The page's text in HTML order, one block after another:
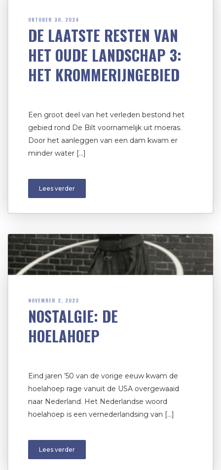
OKTOBER 30, 2024
DE LAATSTE RESTEN VAN
HET OUDE LANDSCHAP 3:
HET KROMMERIJNGEBIED
Een groot deel van het verleden bestond het
gebied rond De Bilt voornamelijk uit moeras.
Door het aanleggen van een dam kwam er
minder water […]
Lees verder
NOVEMBER 2, 2023
NOSTALGIE: DE
HOELAHOEP
Eind jaren ’50 van de vorige eeuw kwam de
hoelahoep rage vanuit de USA overgewaaid
naar Nederland. Het Nederlandse woord
hoelahoep is een vernederlandsing van […]
Lees verder